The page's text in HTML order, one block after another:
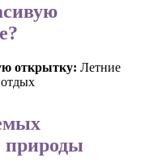
открытку: Летние
природы